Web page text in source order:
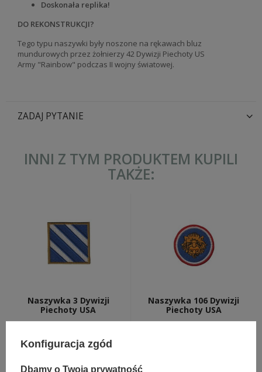
Doskonała replika!
DO REKONSTRUKCJI?
Tego typu naszywki były noszone na rękawach bluz
mundurowych przez żołnierzy 42 Dywizji Piechoty US
Army "Rainbow" podczas II wojny światowej.
ZADAJ PYTANIE
INNI Z TYM PRODUKTEM KUPILI
TAKŻE:
Naszywka 3 Dywizji
Piechoty USA
Naszywka 106 Dywizji
Piechoty USA
Konfiguracja zgód
Dbamy o Twoją prywatność